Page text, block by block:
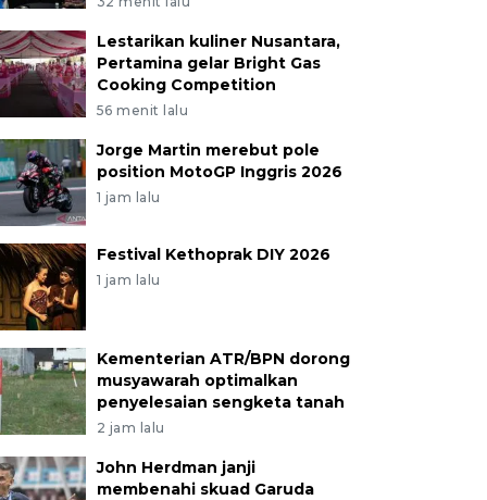
Lestarikan kuliner Nusantara,
Pertamina gelar Bright Gas
Cooking Competition
56 menit lalu
Jorge Martin merebut pole
position MotoGP Inggris 2026
1 jam lalu
Festival Kethoprak DIY 2026
1 jam lalu
Kementerian ATR/BPN dorong
musyawarah optimalkan
penyelesaian sengketa tanah
2 jam lalu
John Herdman janji
membenahi skuad Garuda